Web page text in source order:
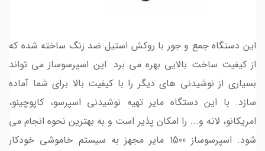
این دستگاه جمع و جور با روکش استیل ضد زنگ ساخته شده که
از کیفیت ساخت بالایی بهره می برد. این اسپرسوساز می تواند
بسیاری از نوشیدنی های دیگر را با کیفیت بالا برای شما آماده
سازد. با این دستگاه مایر تهیه نوشیدنی اسپرسو، کاپوچینو،
امریکانو، لاته و... را امکان پذیر است و به بهترین نحوه انجام می
شود. اسپرسوساز 1500 مایر مجهز به سیستم خاموشی خودکار